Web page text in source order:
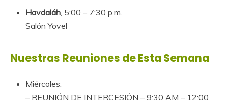
Havdaláh , 5:00 – 7:30 p.m.
Salón Yovel
Nuestras Reuniones de Esta Semana
Miércoles:
– REUNIÓN DE INTERCESIÓN – 9:30 AM – 12:00